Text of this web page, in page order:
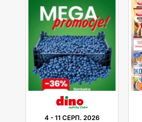
4 -11 СЕРП. 2026